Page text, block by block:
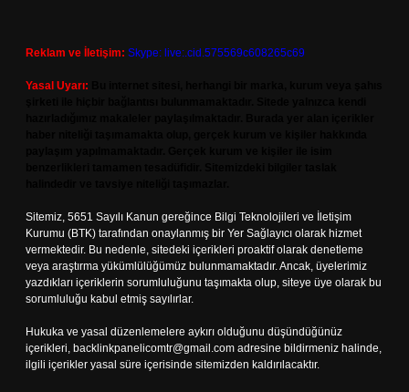
Reklam ve İletişim: Skype: live:.cid.575569c608265c69
Yasal Uyarı:
Sitemiz, 5651 Sayılı Kanun gereğince Bilgi Teknolojileri ve İletişim
Kurumu (BTK) tarafından onaylanmış bir Yer Sağlayıcı olarak hizmet
vermektedir. Bu nedenle, sitedeki içerikleri proaktif olarak denetleme
veya araştırma yükümlülüğümüz bulunmamaktadır. Ancak, üyelerimiz
yazdıkları içeriklerin sorumluluğunu taşımakta olup, siteye üye olarak bu
sorumluluğu kabul etmiş sayılırlar.
Hukuka ve yasal düzenlemelere aykırı olduğunu düşündüğünüz
içerikleri, backlinkpanelicomtr@gmail.com adresine bildirmeniz halinde,
ilgili içerikler yasal süre içerisinde sitemizden kaldırılacaktır.